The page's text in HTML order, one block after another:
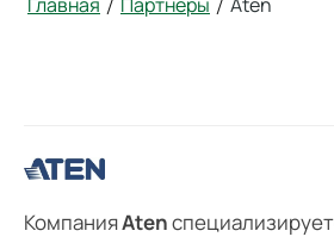
/ /
КомпанияAten